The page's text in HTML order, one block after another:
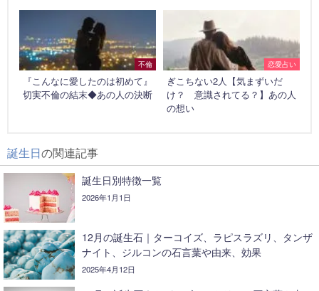
不倫
『こんなに愛したのは初めて』
切実不倫の結末◆あの人の決断
恋愛占い
ぎこちない2人【気まずいだ
け？ 意識されてる？】あの人
の想い
誕生日の関連記事
誕生日別特徴一覧
2026年1月1日
12月の誕生石｜ターコイズ、ラピスラズリ、タンザ
ナイト、ジルコンの石言葉や由来、効果
2025年4月12日